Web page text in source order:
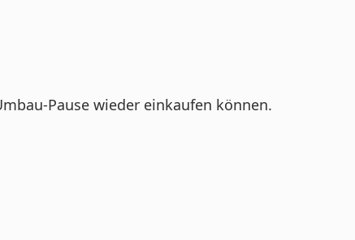
Pause wieder einkaufen können.